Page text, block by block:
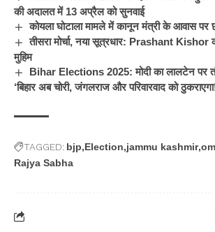
की अदालत में 13 अप्रैल को सुनवाई
कोयला घोटाला मामले में कानून मंत्री के आवास पर
तीसरा मोर्चा, नया सूत्रधार: Prashant Kishor
मुहिम
Bihar Elections 2025: मोदी का लालटेन पर
‘बिहार अब चोरी, जंगलराज और परिवारवाद को
TAGGED: bjp Election jammu kashmir
Rajya Sabha